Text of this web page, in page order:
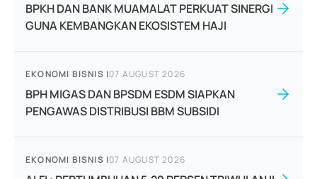
BPKH DAN BANK MUAMALAT PERKUAT SINERGI
GUNA KEMBANGKAN EKOSISTEM HAJI
EKONOMI BISNIS |07 AUGUST 2026
BPH MIGAS DAN BPSDM ESDM SIAPKAN
PENGAWAS DISTRIBUSI BBM SUBSIDI
EKONOMI BISNIS |07 AUGUST 2026